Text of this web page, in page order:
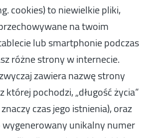
cookies) to niewielkie pliki,
na twoim
lub smartphonie podczas
różne strony w internecie.
zawiera nazwę strony
pochodzi, „długość życia”
czas jego istnienia), oraz
unikalny numer